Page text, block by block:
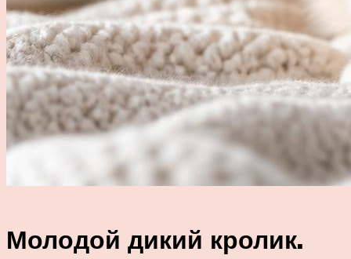
Молодой дикий кролик.